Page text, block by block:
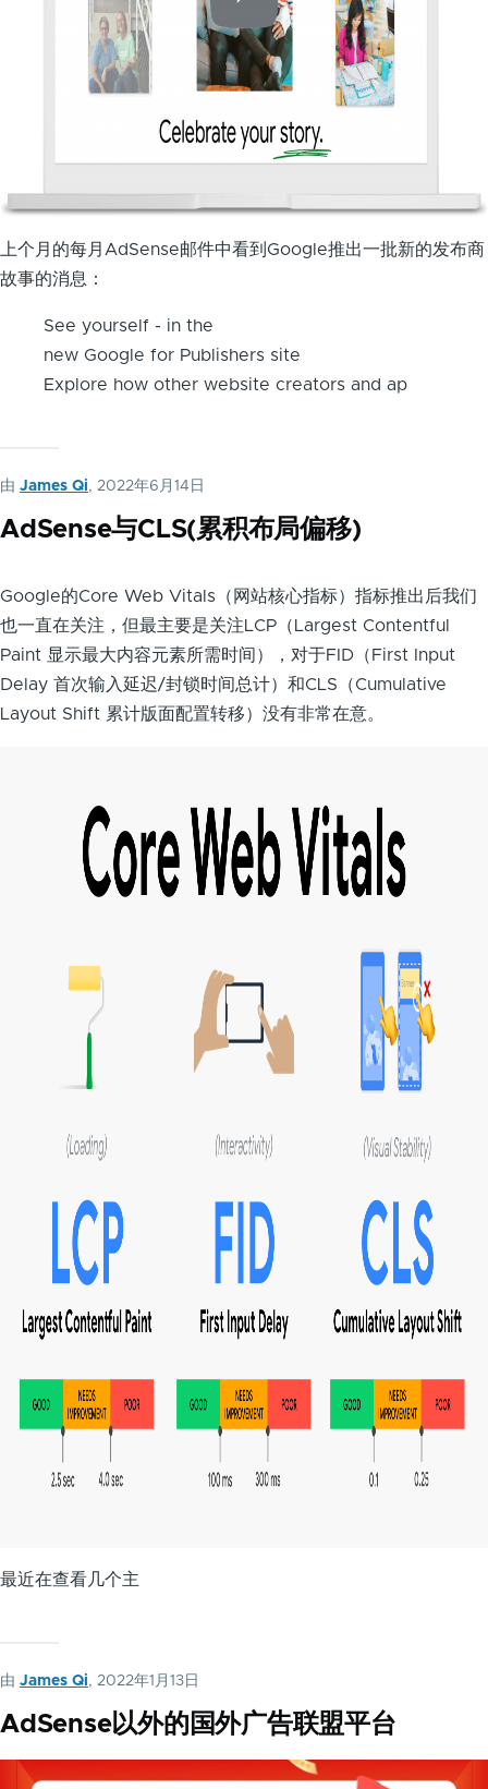
上个月的每月AdSense邮件中看到Google推出一批新的发布商
故事的消息：
See yourself - in the
new Google for Publishers site
Explore how other website creators and ap
由 James Qi, 2022年6月14日
AdSense与CLS(累积布局偏移)
Google的Core Web Vitals（网站核心指标）指标推出后我们
也一直在关注，但最主要是关注LCP（Largest Contentful
Paint 显示最大内容元素所需时间），对于FID（First Input
Delay 首次输入延迟/封锁时间总计）和CLS（Cumulative
Layout Shift 累计版面配置转移）没有非常在意。
最近在查看几个主
由 James Qi, 2022年1月13日
AdSense以外的国外广告联盟平台